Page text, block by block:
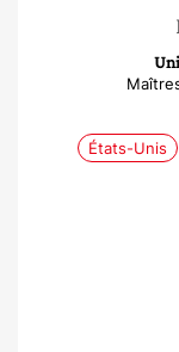
États-Unis